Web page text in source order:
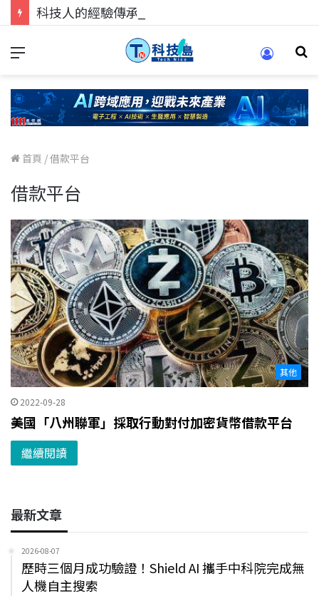
首頁 /借款平台
借款平台
其他
2022-09-28
美國「八州聯軍」採取行動對付加密貨幣借款平台
繼續閱讀
最新文章
2026-08-07
歷時三個月成功驗證！Shield AI 攜手中科院完成無
人機自主搜索